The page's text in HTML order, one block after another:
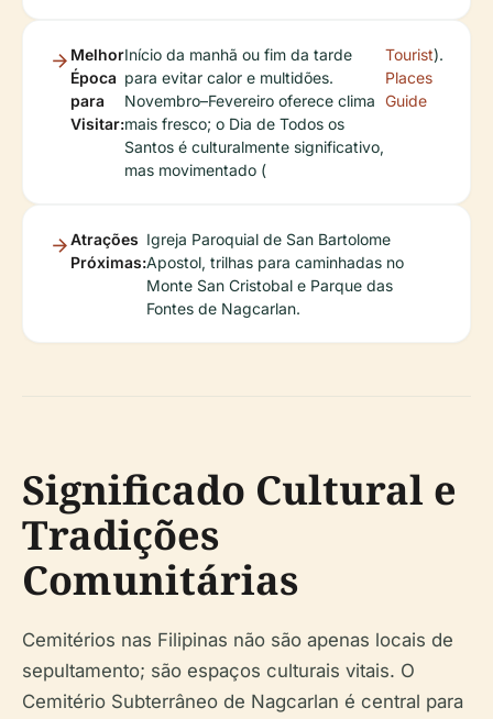
Melhor
Época
para
Visitar:
Início da manhã ou fim da tarde
para evitar calor e multidões.
Novembro–Fevereiro oferece clima
mais fresco; o Dia de Todos os
Santos é culturalmente significativo,
mas movimentado (
Tourist
Places
Guide
).
Atrações
Próximas:
Igreja Paroquial de San Bartolome
Apostol, trilhas para caminhadas no
Monte San Cristobal e Parque das
Fontes de Nagcarlan.
Significado Cultural e
Tradições
Comunitárias
Cemitérios nas Filipinas não são apenas locais de
sepultamento; são espaços culturais vitais. O
Cemitério Subterrâneo de Nagcarlan é central para